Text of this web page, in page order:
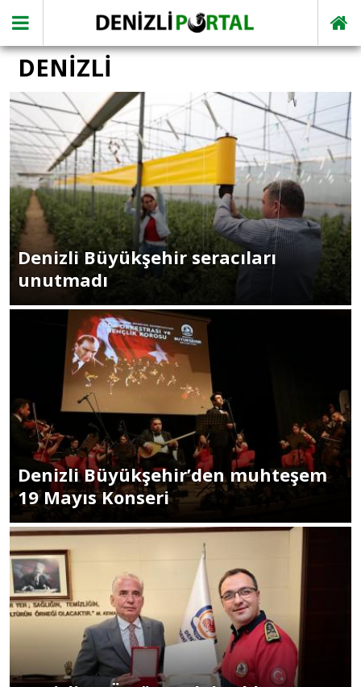
DENİZLİ
Denizli Büyükşehir seracıları
unutmadı
Denizli Büyükşehir’den muhteşem
19 Mayıs Konseri